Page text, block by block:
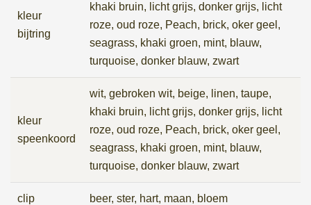
kleur
bijtring
khaki bruin, licht grijs, donker grijs, licht
roze, oud roze, Peach, brick, oker geel,
seagrass, khaki groen, mint, blauw,
turquoise, donker blauw, zwart
kleur
speenkoord
wit, gebroken wit, beige, linen, taupe,
khaki bruin, licht grijs, donker grijs, licht
roze, oud roze, Peach, brick, oker geel,
seagrass, khaki groen, mint, blauw,
turquoise, donker blauw, zwart
clip beer, ster, hart, maan, bloem